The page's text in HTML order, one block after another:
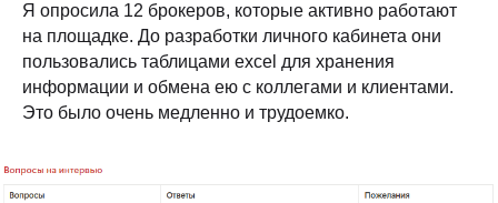
Я опросила 12 брокеров, которые активно работают
на площадке. До разработки личного кабинета они
пользовались таблицами excel для хранения
информации и обмена ею с коллегами и клиентами.
Это было очень медленно и трудоемко.